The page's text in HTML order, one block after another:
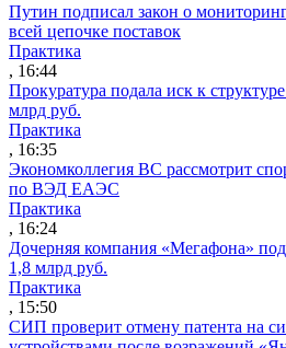
Путин подписал закон о
всей цепочке поставок
Практика
, 16:44
Прокуратура подала иск к
млрд руб.
Практика
, 16:35
Экономколлегия ВС рассмотрит
по ВЭД ЕАЭС
Практика
, 16:24
Дочерняя компания «Мегафона»
1,8 млрд руб.
Практика
, 15:50
СИП проверит отмену патента на